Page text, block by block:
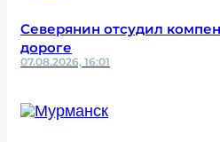
Северянин отсудил
дороге
07.08.2026, 16:01